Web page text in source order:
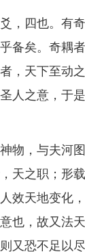
四也。有奇
备矣。奇耦
，天下至动
人之意，于
，与夫河
天之职；形
效天地变化
也，故又法
又恐不足以